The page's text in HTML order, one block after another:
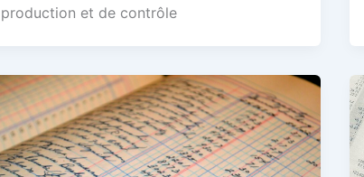
production et de contrôle